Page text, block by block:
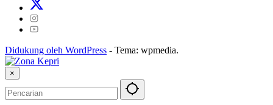
Didukung oleh WordPress - Tema: wpmedia.
×